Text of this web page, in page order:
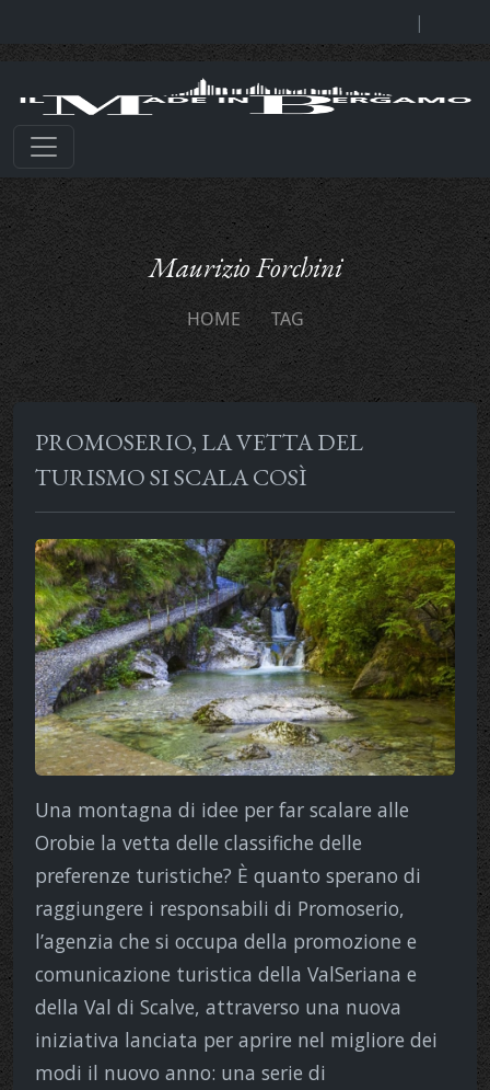
|
Maurizio Forchini
HOME TAG
PROMOSERIO, LA VETTA DEL
TURISMO SI SCALA COSÌ
Una montagna di idee per far scalare alle
Orobie la vetta delle classifiche delle
preferenze turistiche? È quanto sperano di
raggiungere i responsabili di Promoserio,
l’agenzia che si occupa della promozione e
comunicazione turistica della ValSeriana e
della Val di Scalve, attraverso una nuova
iniziativa lanciata per aprire nel migliore dei
modi il nuovo anno: una serie di